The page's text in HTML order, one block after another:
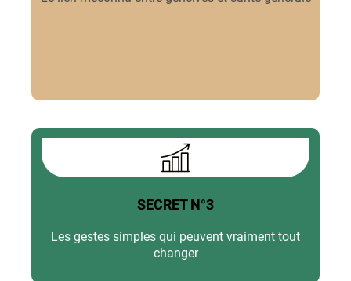
SECRET N°3
Les gestes simples qui peuvent vraiment tout
changer